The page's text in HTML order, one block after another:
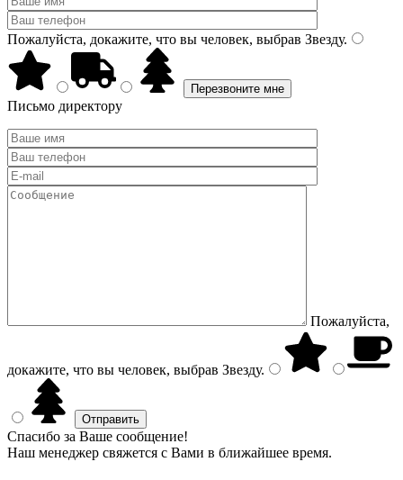
Пожалуйста, докажите, что вы человек, выбрав Звезду.
Письмо директору
Пожалуйста,
докажите, что вы человек, выбрав Звезду.
Спасибо за Ваше сообщение!
Наш менеджер свяжется с Вами в ближайшее время.